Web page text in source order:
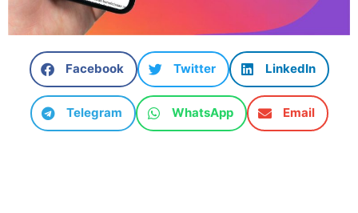
Facebook Twitter LinkedIn
Telegram WhatsApp Email